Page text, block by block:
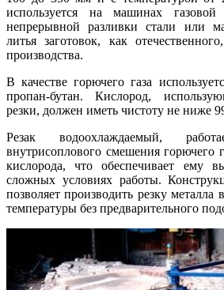
используется на машинах
непрерывной разливки стали или
литья заготовок, как
производства.
В качестве горючего газа
пропан-бутан. Кислород,
резки, должен иметь чистоту не ниже
Резак водоохлаждаемый,
внутрисоплового смешения горючего
кислорода, что обеспечивает ему
сложных условиях работы.
позволяет производить резку металла
температуры без предварительного